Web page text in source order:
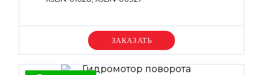
Уточняйте цену